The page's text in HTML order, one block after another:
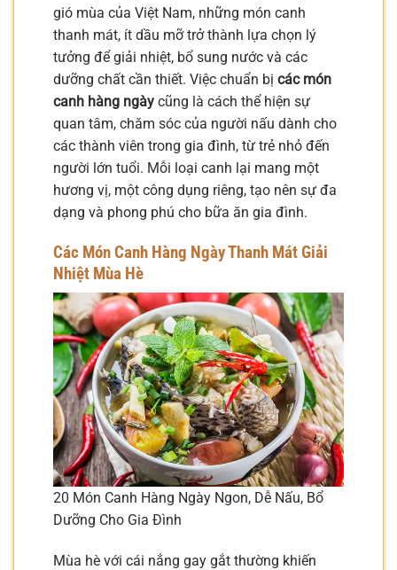
gió mùa của Việt Nam, những món canh
thanh mát, ít dầu mỡ trở thành lựa chọn lý
tưởng để giải nhiệt, bổ sung nước và các
dưỡng chất cần thiết. Việc chuẩn bị các món
canh hàng ngày cũng là cách thể hiện sự
quan tâm, chăm sóc của người nấu dành cho
các thành viên trong gia đình, từ trẻ nhỏ đến
người lớn tuổi. Mỗi loại canh lại mang một
hương vị, một công dụng riêng, tạo nên sự đa
dạng và phong phú cho bữa ăn gia đình.
Các Món Canh Hàng Ngày Thanh Mát Giải
Nhiệt Mùa Hè
20 Món Canh Hàng Ngày Ngon, Dễ Nấu, Bổ
Dưỡng Cho Gia Đình
Mùa hè với cái nắng gay gắt thường khiến